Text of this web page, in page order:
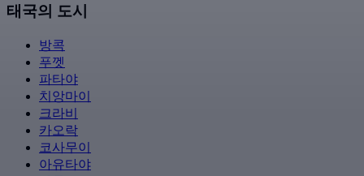
태국의 도시
방콕
푸껫
파타야
치앙마이
크라비
카오락
코사무이
아유타야